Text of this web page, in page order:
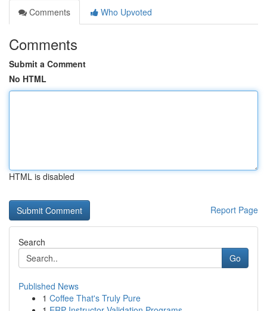
Comments
Who Upvoted
Comments
Submit a Comment
No HTML
HTML is disabled
Report Page
Search
Go
Published News
1 Coffee That's Truly Pure